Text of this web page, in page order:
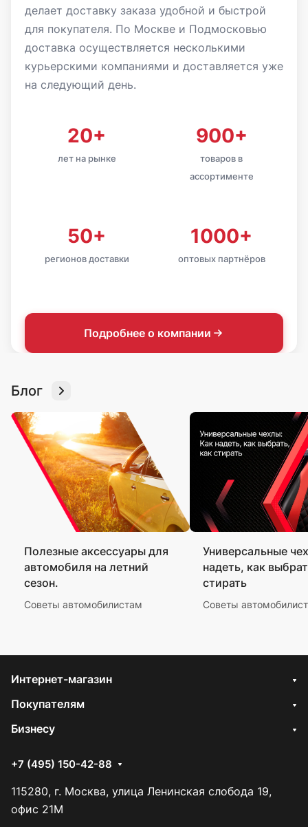
делает доставку заказа удобной и быстрой
для покупателя. По Москве и Подмосковью
доставка осуществляется несколькими
курьерскими компаниями и доставляется уже
на следующий день.
20+
лет на рынке
900+
товаров в
ассортименте
50+
регионов доставки
1000+
оптовых партнёров
Подробнее о компании
Блог
Полезные аксессуары для
автомобиля на летний
сезон.
Советы автомобилистам
Универсальные
надеть, как
стирать
Советы
Интернет-магазин
Покупателям
Бизнесу
+7 (495) 150-42-88
115280, г. Москва, улица Ленинская слобода 19,
офис 21М